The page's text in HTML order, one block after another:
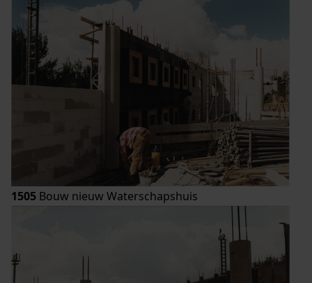
1505 Bouw nieuw Waterschapshuis